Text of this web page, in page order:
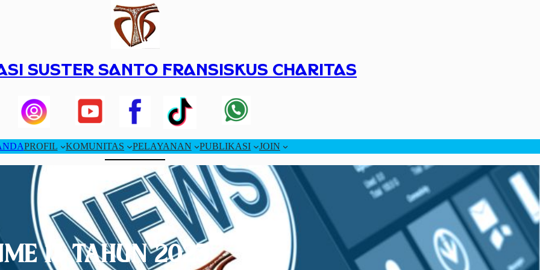
SUSTER SANTO FRANSISKUS CHARITAS
PROFIL KOMUNITAS PELAYANAN PUBLIKASI JOIN
13 TAHUN 2023